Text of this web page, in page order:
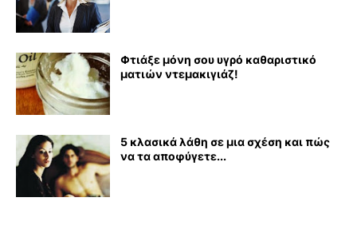
Φτιάξε μόνη σου υγρό καθαριστικό
ματιών ντεμακιγιάζ!
5 κλασικά λάθη σε μια σχέση και πώς
να τα αποφύγετε...